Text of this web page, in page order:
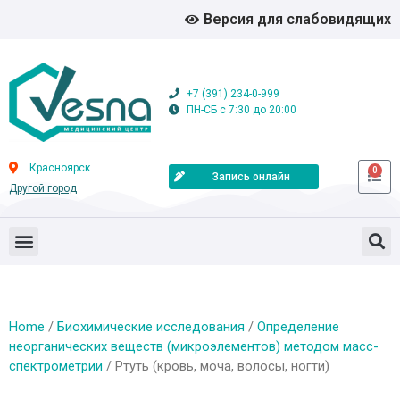
Версия для слабовидящих
+7 (391) 234-0-999
ПН-СБ с 7:30 до 20:00
Красноярск
Другой город
Запись онлайн
0
Home / Биохимические исследования / Определение
неорганических веществ (микроэлементов) методом масс-
спектрометрии / Ртуть (кровь, моча, волосы, ногти)